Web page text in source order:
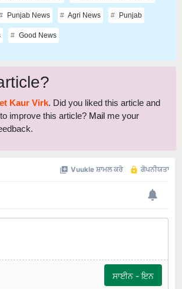
Punjab News Agri News Punjab
Good News
Kaur Virk. Did you liked this article and
improve this article? Mail me your